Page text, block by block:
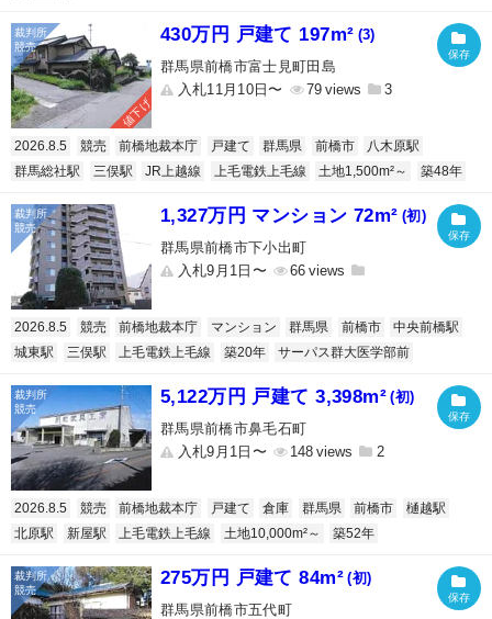
値下げ
430万円 戸建て 197m² (3)
群馬県前橋市富士見町田島
入札11月10日〜
79 3
2026.8.5 競売 前橋地裁本庁 戸建て 群馬県 前橋市
八木原駅
群馬総社駅
三俣駅 JR上越線 上毛電鉄上毛線 土地1,500m²～ 築48年
1,327万円 マンション 72m² (初)
群馬県前橋市下小出町
入札9月1日〜
66
2026.8.5 競売 前橋地裁本庁 マンション 群馬県 前橋市
中央前橋駅
城東駅
三俣駅 上毛電鉄上毛線 築20年 サーパス群大医学部前
5,122万円 戸建て 3,398m² (初)
群馬県前橋市鼻毛石町
入札9月1日〜
148 2
2026.8.5 競売 前橋地裁本庁 戸建て 倉庫 群馬県 前橋市
樋越駅
北原駅
新屋駅 上毛電鉄上毛線 土地10,000m²～ 築52年
275万円 戸建て 84m² (初)
群馬県前橋市五代町